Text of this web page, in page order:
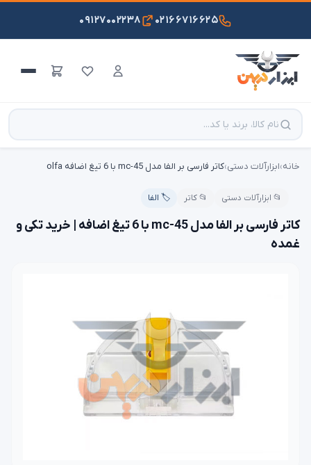
۰۲۱۶۶۷۱۶۶۲۵ ۰۹۱۲۷۰۰۲۲۳۸
خانه›ابزارآلات دستی›کاتر فارسی بر الفا مدل mc-45 با 6 تیغ اضافه olfa
📂 ابزارآلات دستی 📂 کاتر 🏷️ الفا
کاتر فارسی بر الفا مدل mc-45 با 6 تیغ اضافه | خرید تکی و
غمده